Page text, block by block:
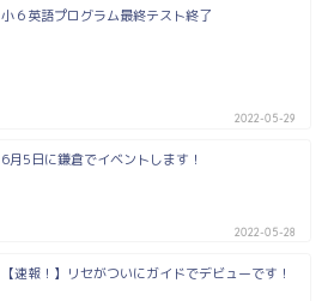
小６英語プログラム最終テスト終了
2022-05-29
6月5日に鎌倉でイベントします！
2022-05-28
【速報！】リセがついにガイドでデビューです！